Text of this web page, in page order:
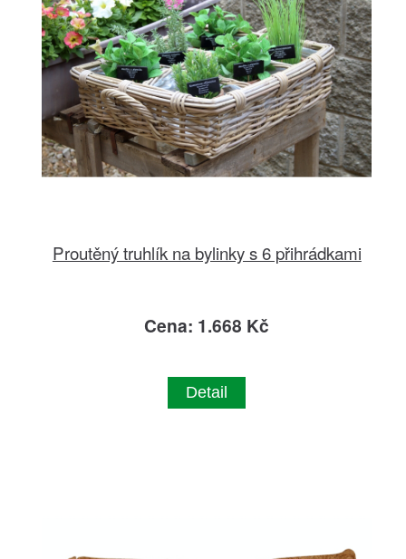
Proutěný truhlík na bylinky s 6 přihrádkami
Cena: 1.668 Kč
Detail